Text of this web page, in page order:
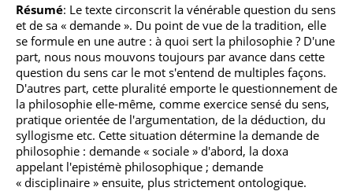
Résumé: Le texte circonscrit la vénérable question du sens
et de sa « demande ». Du point de vue de la tradition, elle
se formule en une autre : à quoi sert la philosophie ? D'une
part, nous nous mouvons toujours par avance dans cette
question du sens car le mot s'entend de multiples façons.
D'autres part, cette pluralité emporte le questionnement de
la philosophie elle-même, comme exercice sensé du sens,
pratique orientée de l'argumentation, de la déduction, du
syllogisme etc. Cette situation détermine la demande de
philosophie : demande « sociale » d'abord, la doxa
appelant l'epistémè philosophique ; demande
« disciplinaire » ensuite, plus strictement ontologique.